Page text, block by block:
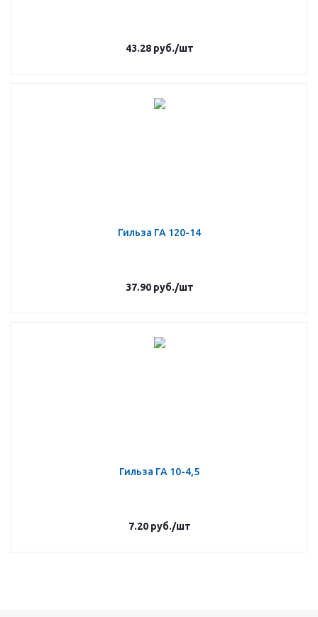
43.28руб./шт
Гильза ГА 120-14
37.90руб./шт
Гильза ГА 10-4,5
7.20руб./шт